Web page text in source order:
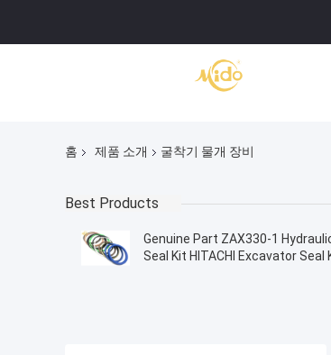
홈 제품 소개 굴착기 물개 장비
Best Products
Genuine Part ZAX330-1
Seal Kit HITACHI Excavator Seal